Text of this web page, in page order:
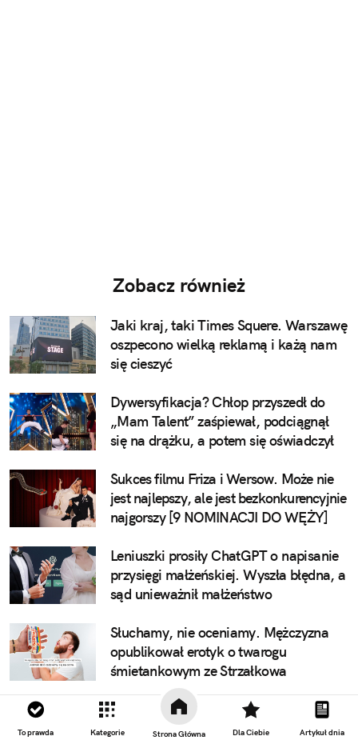
To prawda Kategorie Strona Główna Dla Ciebie Artykuł dnia
Zobacz również
Jaki kraj, taki Times Squere. Warszawę
oszpecono wielką reklamą i każą nam
się cieszyć
Dywersyfikacja? Chłop przyszedł do
„Mam Talent” zaśpiewał, podciągnął
się na drążku, a potem się oświadczył
Sukces filmu Friza i Wersow. Może nie
jest najlepszy, ale jest bezkonkurencyjnie
najgorszy [9 NOMINACJI DO WĘŻY]
Leniuszki prosiły ChatGPT o napisanie
przysięgi małżeńskiej. Wyszła błędna, a
sąd unieważnił małżeństwo
Słuchamy, nie oceniamy. Mężczyzna
opublikował erotyk o twarogu
śmietankowym ze Strzałkowa